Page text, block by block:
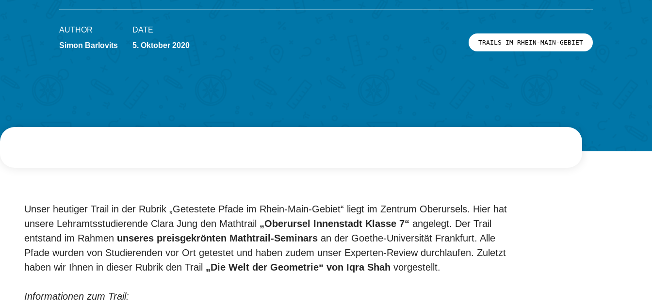
AUTHOR
Simon Barlovits
DATE
5. Oktober 2020
TRAILS IM RHEIN-MAIN-GEBIET
Unser heutiger Trail in der Rubrik „Getestete Pfade im Rhein-Main-Gebiet“ liegt im Zentrum Oberursels. Hier hat
unsere Lehramtsstudierende Clara Jung den Mathtrail „Oberursel Innenstadt Klasse 7“ angelegt. Der Trail
entstand im Rahmen unseres preisgekrönten Mathtrail-Seminars an der Goethe-Universität Frankfurt. Alle
Pfade wurden von Studierenden vor Ort getestet und haben zudem unser Experten-Review durchlaufen. Zuletzt
haben wir Ihnen in dieser Rubrik den Trail „Die Welt der Geometrie“ von Iqra Shah vorgestellt.
Informationen zum Trail: